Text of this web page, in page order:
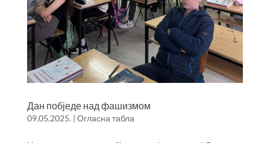
Дан побједе над фашизмом
09.05.2025. | Огласна табла